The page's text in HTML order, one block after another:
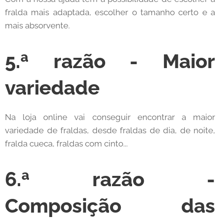
fralda mais adaptada, escolher o tamanho certo e a
mais absorvente.
5.ª razão - Maior
variedade
Na loja online vai conseguir encontrar a maior
variedade de fraldas, desde fraldas de dia, de noite,
fralda cueca, fraldas com cinto...
6.ª razão -
Composição das